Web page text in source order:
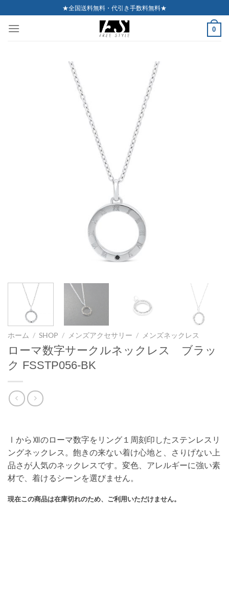
to
content
★全国送料無料・代引き手数料無料★
0
ホーム / SHOP / メンズアクセサリー / メンズネックレス
ローマ数字サークルネックレス ブラッ
ク FSSTP056-BK
ⅠからⅫのローマ数字をリング１周刻印したステンレスリ
ングネックレス。飽きの来ない着け心地と、さりげない上
品さが人気のネックレスです。変色、アレルギーに強い素
材で、着けるシーンを選びません。
現在この商品は在庫切れのため、ご利用いただけません。